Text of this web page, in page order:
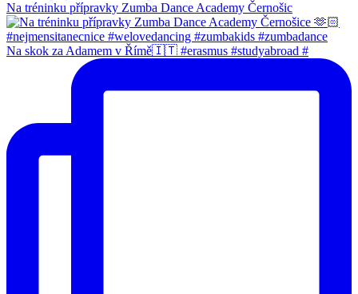
Na tréninku přípravky Zumba Dance Academy Černošic
Na skok za Adamem v Římě🇮🇹 #erasmus #studyabroad #